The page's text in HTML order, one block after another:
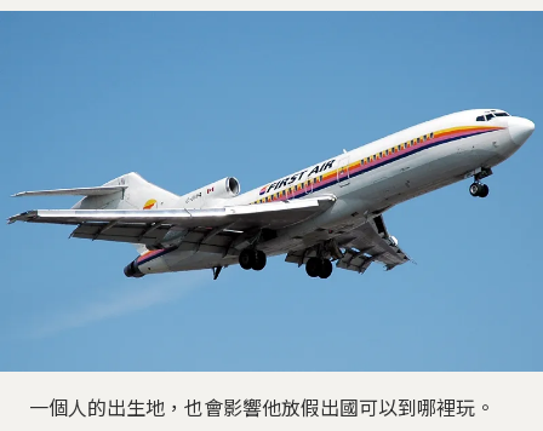
一個人的出生地，也會影響他放假出國可以到哪裡玩。